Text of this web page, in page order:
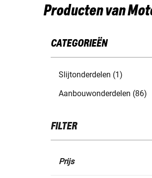
Producten van
CATEGORIEËN
Slijtonderdelen (1)
Aanbouwonderdelen (86)
FILTER
Prijs